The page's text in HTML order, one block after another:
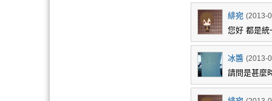
緋宛 (2013-
您好 都是統
冰醬 (2013-
請問是甚麼